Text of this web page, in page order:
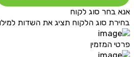
אנא בחר סוג לקוח
בחירת סוג הלקוח תציג את השדות
פרטי המזמין